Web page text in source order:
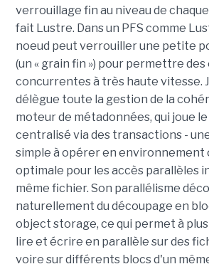
verrouillage fin au niveau de
fait Lustre. Dans un PFS comme
noeud peut verrouiller une petite
(un « grain fin ») pour permettre
concurrentes à très haute vitesse.
délègue toute la gestion de la
moteur de métadonnées, qui joue
centralisé via des transactions -
simple à opérer en environnement
optimale pour les accès parallèles
même fichier. Son parallélisme
naturellement du découpage en
object storage, ce qui permet à
lire et écrire en parallèle sur des
voire sur différents blocs d'un